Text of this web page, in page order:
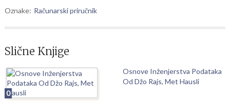
Oznake: Računarski priručnik
Slične Knjige
0
Osnove Inženjerstva Podataka
Od Džo Rajs, Met Hausli